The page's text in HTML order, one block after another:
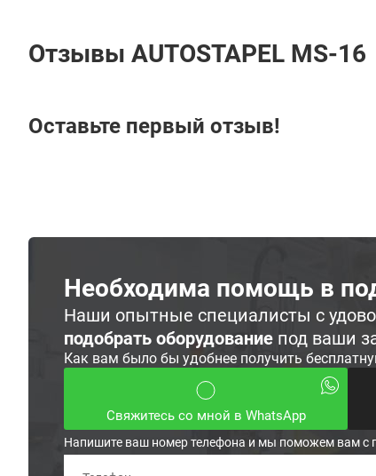
Отзывы AUTOSTAPEL MS-16
Оставьте первый отзыв!
Необходима помощь в
Наши опытные специалисты с
подобрать оборудование под ваши
Как вам было бы удобнее получить
Свяжитесь со мной в WhatsApp
Напишите ваш номер телефона и мы поможем вам с